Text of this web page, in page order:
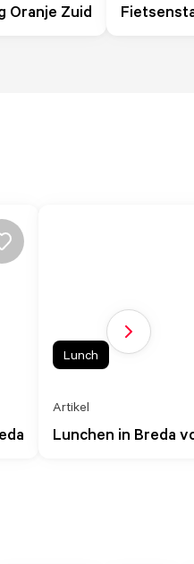
Oranje Zuid
Lunchen in Breda
Artikel
Lunch
Volgende